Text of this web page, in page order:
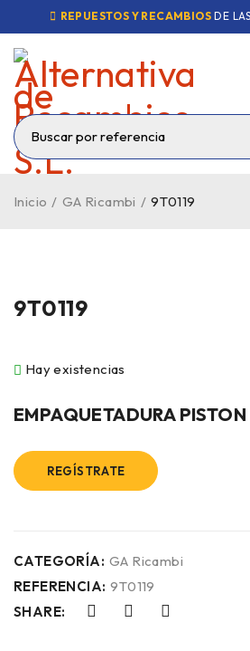
REPUESTOS Y RECAMBIOS DE
Inicio / GA Ricambi / 9T0119
9T0119
Hay existencias
EMPAQUETADURA
REGÍSTRATE
CATEGORÍA: GA Ricambi
REFERENCIA: 9T0119
SHARE: